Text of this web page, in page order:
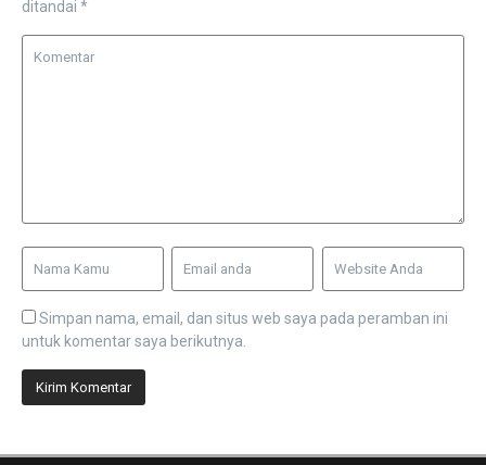
ditandai *
Simpan nama, email, dan situs web saya pada peramban ini
untuk komentar saya berikutnya.